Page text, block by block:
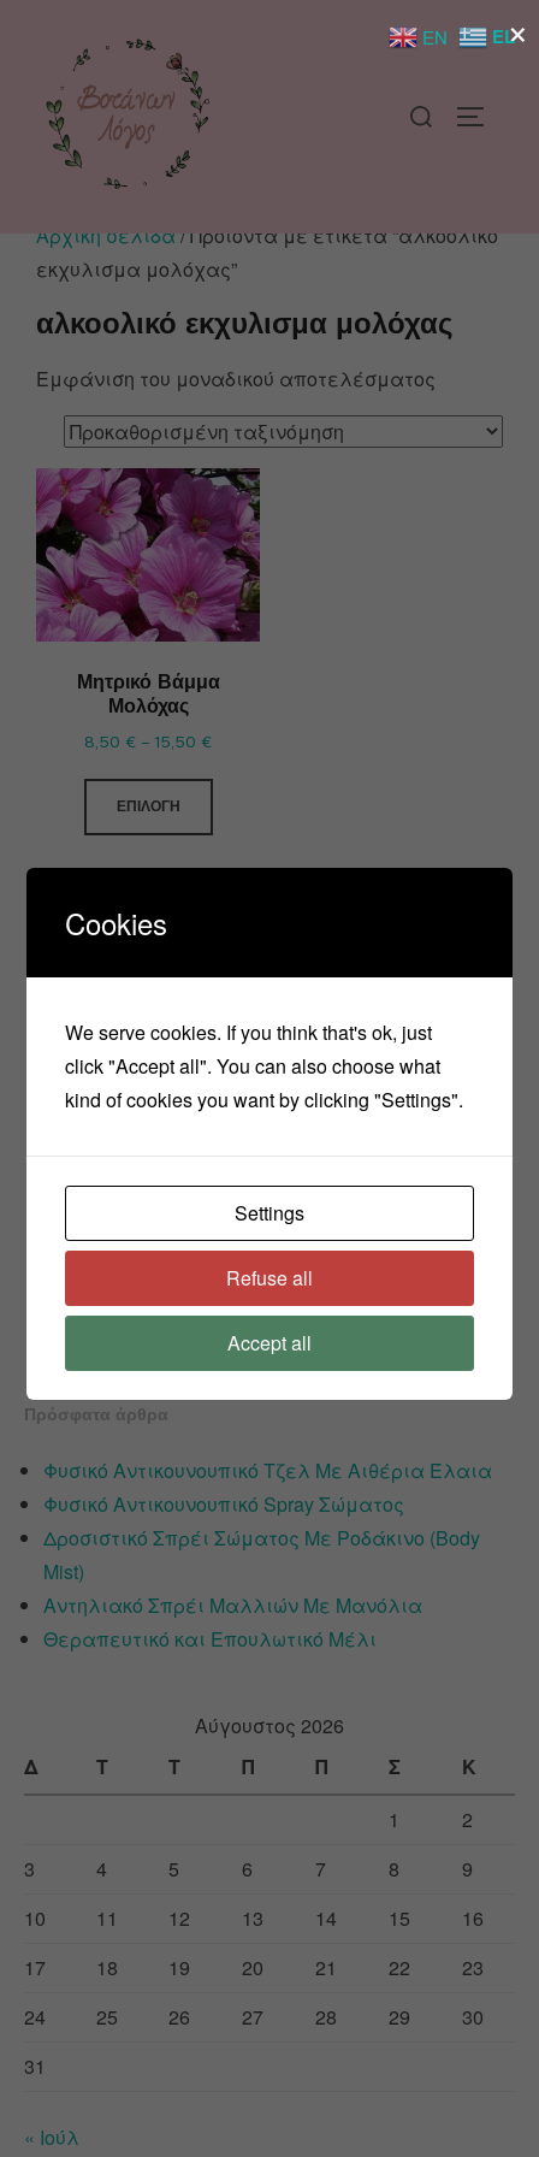
Αρχική σελίδα / Προϊόντα με ετικέτα “αλκοολικό
εκχυλισμα μολόχας”
αλκοολικό εκχυλισμα μολόχας
Εμφάνιση του μοναδικού αποτελέσματος
Μητρικό Βάμμα
Μολόχας
8,50 € – 15,50 €
ΕΠΙΛΟΓΉ
Πρόσφατα άρθρα
Φυσικό Αντικουνουπικό Τζελ Με Αιθέρια Έλαια
Φυσικό Αντικουνουπικό Spray Σώματος
Δροσιστικό Σπρέι Σώματος Με Ροδάκινο (Body
Mist)
Αντηλιακό Σπρέι Μαλλιών Με Μανόλια
Θεραπευτικό και Επουλωτικό Μέλι
Αύγουστος 2026
Δ
Τ Τ Π Π Σ
Κ
1
2
3
4 5 6 7 8
9
10
11 12 13 14 15
16
17
18 19 20 21 22
23
24
25 26 27 28 29
30
31
« Ιούλ
×
Cookies
We serve cookies. If you think that's ok, just
click "Accept all". You can also choose what
kind of cookies you want by clicking "Settings".
Settings
Refuse all
Accept all
EN EL